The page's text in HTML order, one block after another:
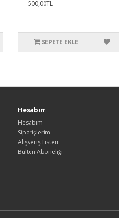
500,00TL
SEPETE EKLE
Hesabım
Hesabım
Siparişlerim
Alışveriş Listem
Bülten Aboneliği